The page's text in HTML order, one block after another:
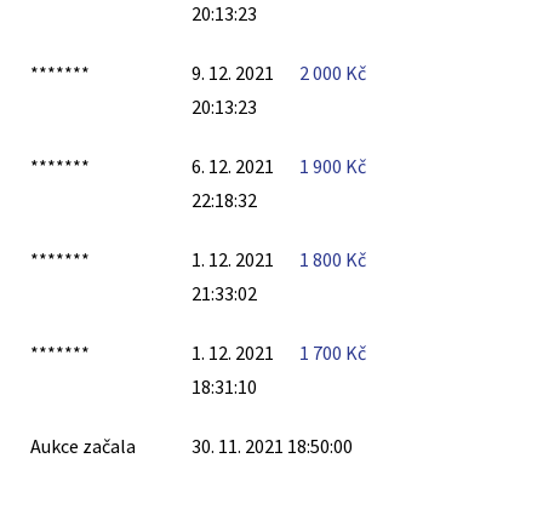
20:13:23
*******
9. 12. 2021
20:13:23
2 000 Kč
*******
6. 12. 2021
22:18:32
1 900 Kč
*******
1. 12. 2021
21:33:02
1 800 Kč
*******
1. 12. 2021
18:31:10
1 700 Kč
Aukce začala 30. 11. 2021 18:50:00